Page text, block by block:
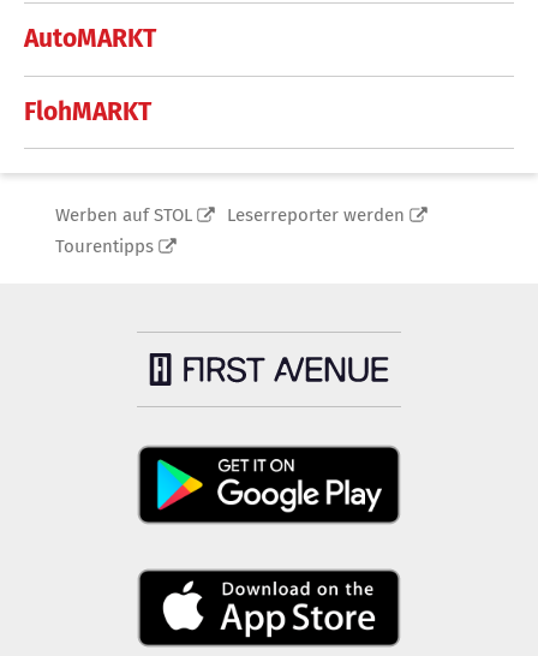
AutoMARKT
FlohMARKT
Werben auf STOL
Leserreporter werden
Tourentipps